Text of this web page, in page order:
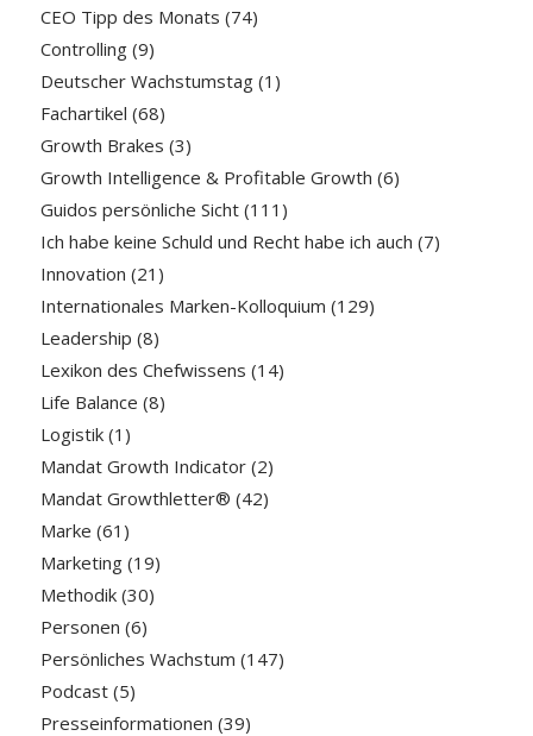
CEO Tipp des Monats (74)
Controlling(9)
Deutscher Wachstumstag(1)
Fachartikel (68)
Growth Brakes (3)
Growth Intelligence & Profitable Growth (6)
Guidos persönliche Sicht(111)
Ich habe keine Schuld und Recht habe ich auch (7)
Innovation (21)
Internationales Marken-Kolloquium (129)
Leadership (8)
Lexikon des Chefwissens (14)
Life Balance (8)
Logistik(1)
Mandat Growth Indicator(2)
Mandat Growthletter® (42)
Marke (61)
Marketing(19)
Methodik(30)
Personen (6)
Persönliches Wachstum (147)
Podcast(5)
Presseinformationen (39)